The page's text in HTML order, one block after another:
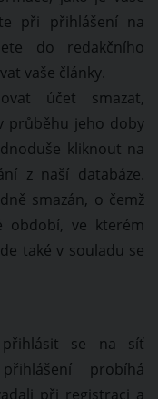
při přihlášení na
do redakčního
vaše články.
účet smazat,
průběhu jeho doby
kliknout na
z naší databáze.
smazán, o čemž
období, ve kterém
také v souladu se
přihlásit se na síť
přihlášení probíhá
při registraci a